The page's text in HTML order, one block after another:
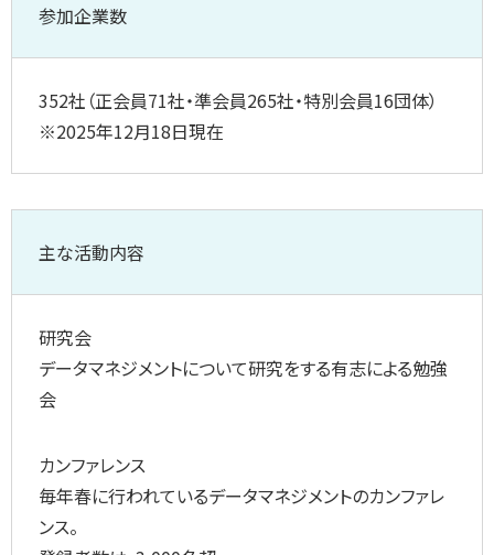
参加企業数
352社（正会員71社・準会員265社・特別会員16団体）
※2025年12月18日現在
主な活動内容
研究会
データマネジメントについて研究をする有志による勉強
会
カンファレンス
毎年春に行われているデータマネジメントのカンファレ
ンス。